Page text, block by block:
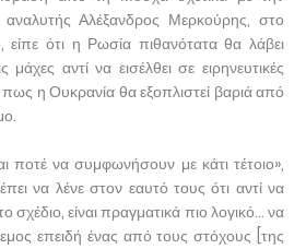
Αλέξανδρος Μερκούρης, στο
ότι η Ρωσία πιθανότατα θα λάβει
μάχες αντί να εισέλθει σε ειρηνευτικές
πως η Ουκρανία θα εξοπλιστεί βαριά από
ποτέ να συμφωνήσουν με κάτι τέτοιο»,
να λένε στον εαυτό τους ότι αντί να
είναι πραγματικά πιο λογικό… να
επειδή ένας από τους στόχους [της